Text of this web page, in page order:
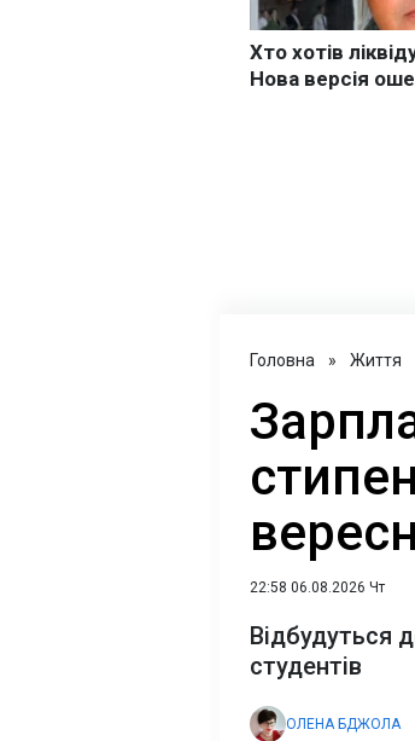
Головна » Життя
22:58 06.08.2026 Чт
Відбудуться
студентів
ОЛЕНА БДЖОЛА